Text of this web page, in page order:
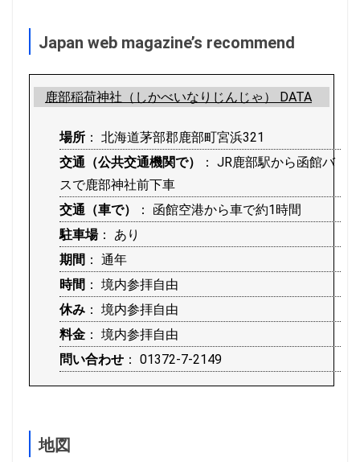
Japan web magazine’s recommend
鹿部稲荷神社（しかべいなりじんじゃ） DATA
場所 ： 北海道茅部郡鹿部町宮浜321
交通（公共交通機関で）
： JR鹿部駅から函館バ
スで鹿部神社前下車
交通（車で）
： 函館空港から車で約1時間
駐車場： あり
期間 ： 通年
時間 ： 境内参拝自由
休み ： 境内参拝自由
料金 ： 境内参拝自由
問い合わせ ： 01372-7-2149
地図